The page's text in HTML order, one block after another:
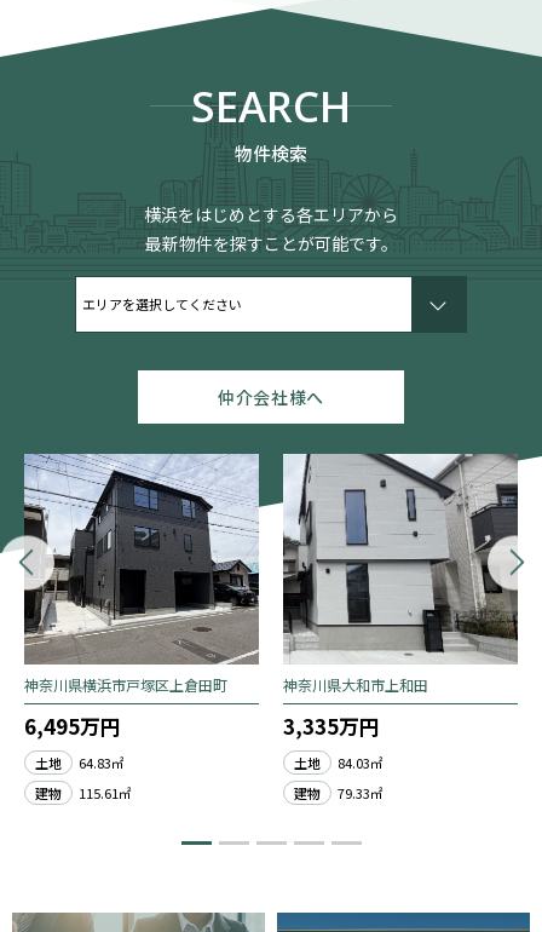
SEARCH
物件検索
横浜をはじめとする各エリアから
最新物件を探すことが可能です。
仲介会社様へ
神奈川県横浜市戸塚区上倉田町
6,495万円
土地
64.83㎡
建物
115.61㎡
神奈川県大和市上和田
3,335万円
土地
84.03㎡
建物
79.33㎡